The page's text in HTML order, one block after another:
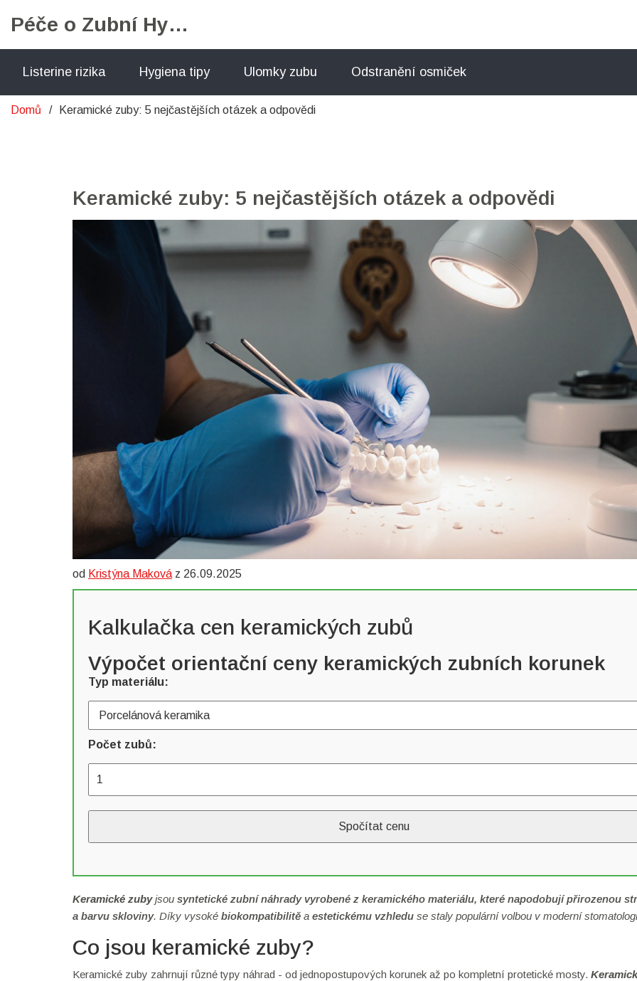
Péče o Zubní Hygienu
Listerine rizika Hygiena tipy Ulomky zubu Odstranění osmiček
Domů Keramické zuby: 5 nejčastějších otázek a odpovědi
Keramické zuby: 5 nejčastějších otázek a odpovědi
od Kristýna Maková z 26.09.2025
Kalkulačka cen keramických zubů
Výpočet orientační ceny keramických zubních korunek
Typ materiálu:
Počet zubů:
Spočítat cenu
Keramické zubyjsou syntetické zubní náhrady vyrobené z keramického materiálu, které napodobují přirozenou
a barvu skloviny. Díky vysoké biokompatibilitě a estetickému vzhledu se staly populární volbou v moderní
Co jsou keramické zuby?
Keramické zuby zahrnují různé typy náhrad - od jednopostupových korunek až po kompletní protetické mosty.